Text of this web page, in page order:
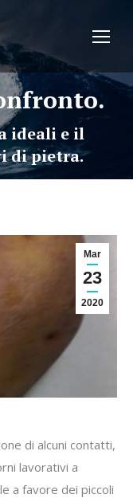
ideali e il
di pietra.
Mar
23
2020
di alcuni contatti,
lavorativi a
a favore dei piccoli